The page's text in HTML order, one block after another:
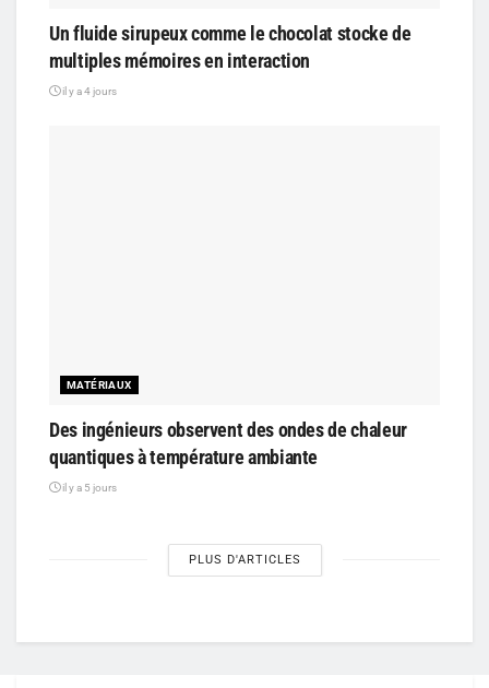
Un fluide sirupeux comme le chocolat stocke de
multiples mémoires en interaction
il y a 4 jours
MATÉRIAUX
Des ingénieurs observent des ondes de chaleur
quantiques à température ambiante
il y a 5 jours
PLUS D'ARTICLES